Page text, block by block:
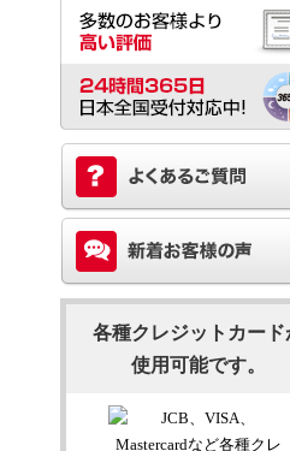
各種クレジットカード
使用可能です。